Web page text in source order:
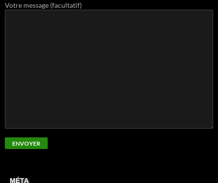
Votre message (facultatif)
MÉTA